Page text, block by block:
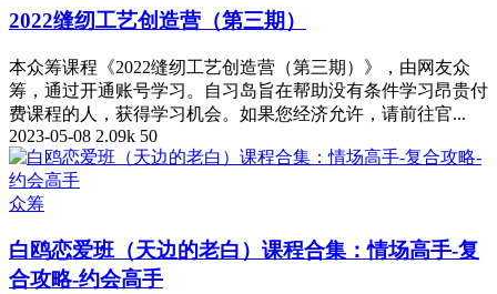
2022缝纫工艺创造营（第三期）
本众筹课程《2022缝纫工艺创造营（第三期）》，由网友众
筹，通过开通账号学习。自习岛旨在帮助没有条件学习昂贵付
费课程的人，获得学习机会。如果您经济允许，请前往官...
2023-05-08 2.09k 50
众筹
白鸥恋爱班（天边的老白）课程合集：情场高手-复
合攻略-约会高手